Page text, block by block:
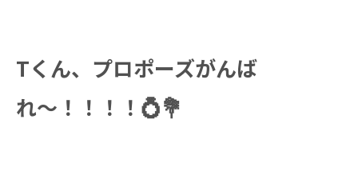
Tくん、プロポーズがんば
れ〜！！！！💍💐